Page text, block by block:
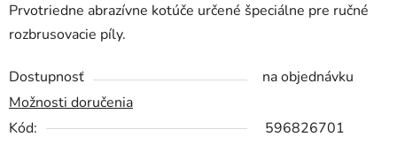
Prvotriedne abrazívne kotúče určené špeciálne pre ručné
rozbrusovacie píly.
Dostupnosť
na objednávku
Možnosti doručenia
Kód:
596826701